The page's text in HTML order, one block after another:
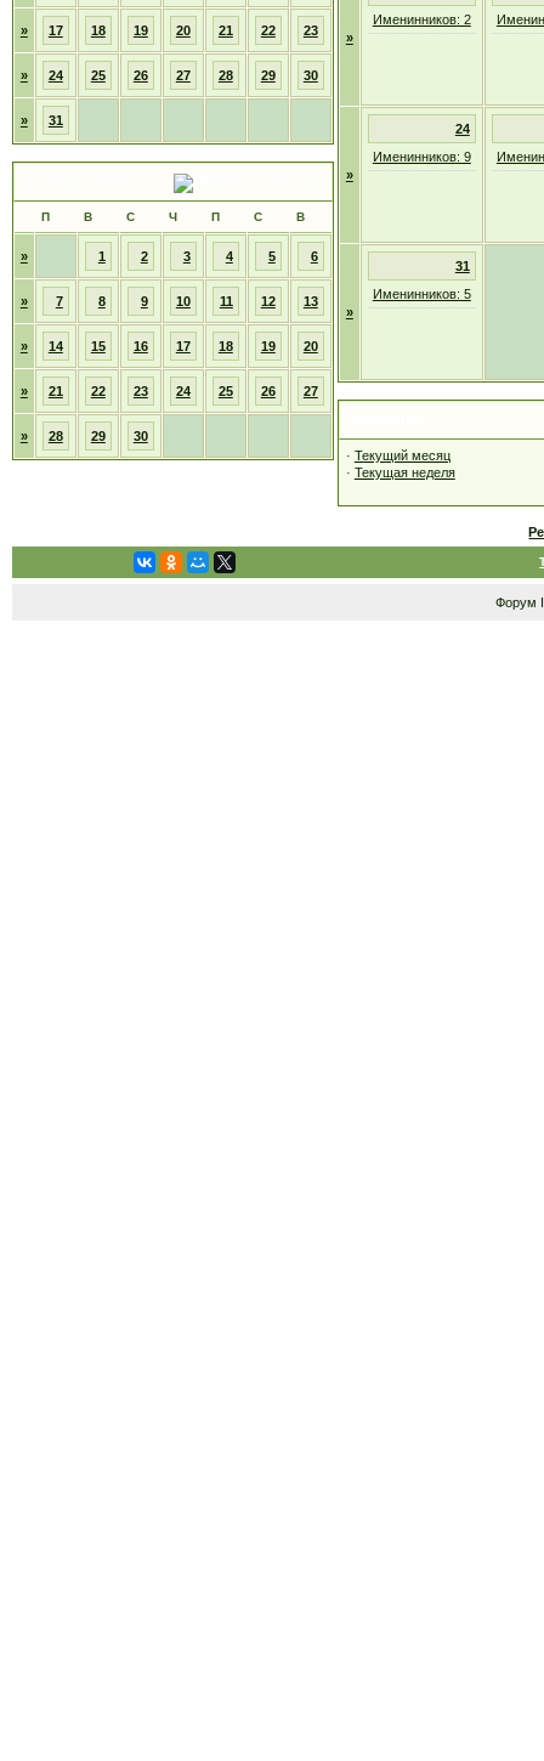
» 17 18 19 20 21 22 23
» 24 25 26 27 28 29 30
» 31
П В С Ч П С В
» 1 2 3 4 5 6
» 7 8 9 10 11 12 13
» 14 15 16 17 18 19 20
» 21 22 23 24 25 26 27
» 28 29 30
»
Именинников: 2
»
24
Именинников: 9
»
31
Именинников: 5
· Текущий месяц
· Текущая неделя
Форум